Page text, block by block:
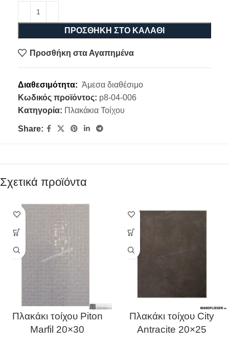
ΠΡΟΣΘΉΚΗ ΣΤΟ ΚΑΛΆΘΙ
Προσθήκη στα Αγαπημένα
Διαθεσιμότητα: Άμεσα διαθέσιμο
Κωδικός προϊόντος: p8-04-006
Κατηγορία: Πλακάκια Τοίχου
Share:
Σχετικά προϊόντα
Πλακάκι τοίχου Piton
Marfil 20×30
Πλακάκι τοίχου City
Antracite 20×25